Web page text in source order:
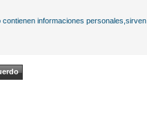
informaciones personales,sirven